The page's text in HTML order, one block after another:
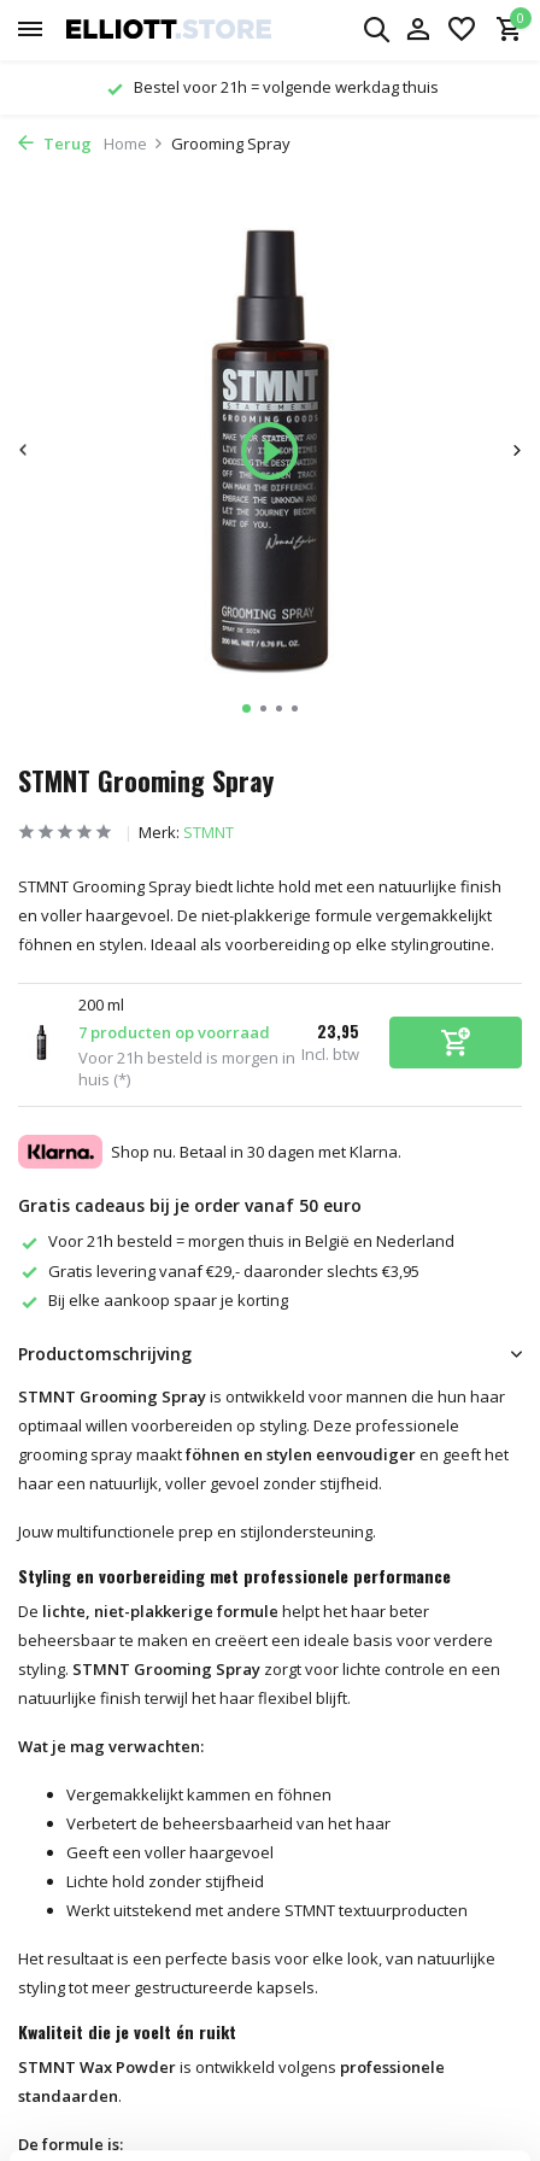
0
Bestel voor 21h = volgende werkdag thuis
Terug Home Grooming Spray
STMNT Grooming Spray
Merk: STMNT
STMNT Grooming Spray biedt lichte hold met een natuurlijke finish
en voller haargevoel. De niet-plakkerige formule vergemakkelijkt
föhnen en stylen. Ideaal als voorbereiding op elke stylingroutine.
200 ml
7 producten op voorraad
Voor 21h besteld is morgen in
huis (*)
23,95
Incl. btw
Shop nu. Betaal in 30 dagen met Klarna.
Gratis cadeaus bij je order vanaf 50 euro
Voor 21h besteld = morgen thuis in België en Nederland
Gratis levering vanaf €29,- daaronder slechts €3,95
Bij elke aankoop spaar je korting
Productomschrijving
STMNT Grooming Sprayis ontwikkeld voor mannen die hun haar
optimaal willen voorbereiden op styling. Deze professionele
grooming spray maaktföhnen en stylen eenvoudigeren geeft het
haar een natuurlijk, voller gevoel zonder stijfheid.
Jouw multifunctionele prep en stijlondersteuning.
Styling en voorbereiding met professionele performance
De lichte, niet-plakkerige formule helpt het haar beter
beheersbaar te maken en creëert een ideale basis voor verdere
styling. STMNT Grooming Spray zorgt voor lichte controle en een
natuurlijke finish terwijl het haar flexibel blijft.
Wat je mag verwachten:
Vergemakkelijkt kammen en föhnen
Verbetert de beheersbaarheid van het haar
Geeft een voller haargevoel
Lichte hold zonder stijfheid
Werkt uitstekend met andere STMNT textuurproducten
Het resultaat is een perfecte basis voor elke look, van natuurlijke
styling tot meer gestructureerde kapsels.
Kwaliteit die je voelt én ruikt
STMNT Wax Powderis ontwikkeld volgens professionele
standaarden.
De formule is: